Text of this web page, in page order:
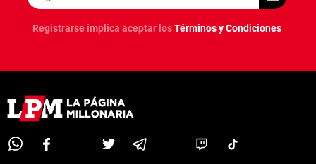
Registrarse implica aceptar losTérminos y Condiciones